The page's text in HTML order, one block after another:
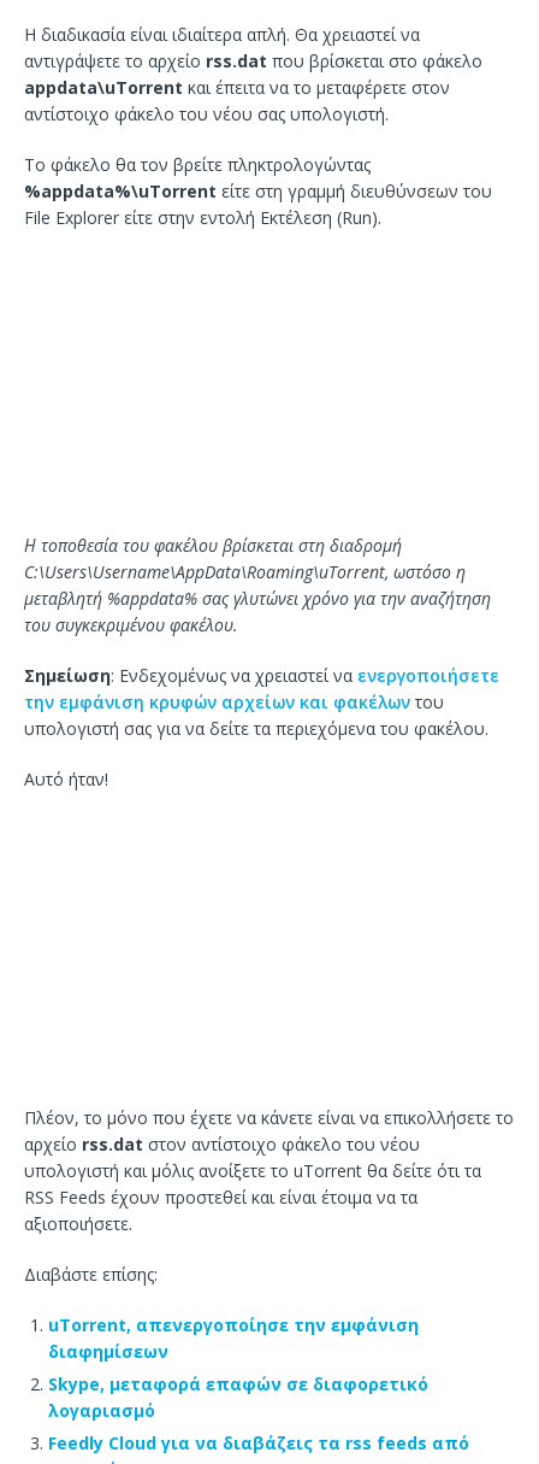
Η διαδικασία είναι ιδιαίτερα απλή. Θα χρειαστεί να
αντιγράψετε το αρχείο rss.dat που βρίσκεται στο φάκελο
appdata\uTorrent και έπειτα να το μεταφέρετε στον
αντίστοιχο φάκελο του νέου σας υπολογιστή.
Το φάκελο θα τον βρείτε πληκτρολογώντας
%appdata%\uTorrent είτε στη γραμμή διευθύνσεων του
File Explorer είτε στην εντολή Εκτέλεση (Run).
Η τοποθεσία του φακέλου βρίσκεται στη διαδρομή
C:\Users\Username\AppData\Roaming\uTorrent, ωστόσο η
μεταβλητή %appdata% σας γλυτώνει χρόνο για την αναζήτηση
του συγκεκριμένου φακέλου.
Σημείωση: Ενδεχομένως να χρειαστεί να ενεργοποιήσετε
την εμφάνιση κρυφών αρχείων και φακέλων του
υπολογιστή σας για να δείτε τα περιεχόμενα του φακέλου.
Αυτό ήταν!
Πλέον, το μόνο που έχετε να κάνετε είναι να επικολλήσετε το
αρχείο rss.dat στον αντίστοιχο φάκελο του νέου
υπολογιστή και μόλις ανοίξετε το uTorrent θα δείτε ότι τα
RSS Feeds έχουν προστεθεί και είναι έτοιμα να τα
αξιοποιήσετε.
Διαβάστε επίσης:
uTorrent, απενεργοποίησε την εμφάνιση
διαφημίσεων
Skype, μεταφορά επαφών σε διαφορετικό
λογαριασμό
Feedly Cloud για να διαβάζεις τα rss feeds από